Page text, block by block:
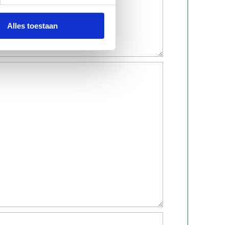
Alles toestaan